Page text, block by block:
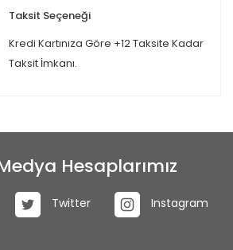
Taksit Seçeneği
Kredi Kartınıza Göre +12 Taksite Kadar
Taksit İmkanı.
Hesaplarımız
Twitter Instagram